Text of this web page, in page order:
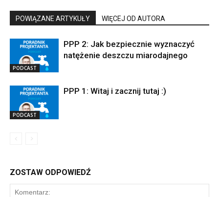
POWIĄZANE ARTYKUŁY WIĘCEJ OD AUTORA
PODCAST
PPP 2: Jak bezpiecznie wyznaczyć
natężenie deszczu miarodajnego
PODCAST
PPP 1: Witaj i zacznij tutaj :)
ZOSTAW ODPOWIEDŹ